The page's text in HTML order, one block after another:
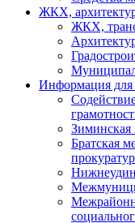
ЖКХ,
ЖКХ,
Информация для
Зиминская
Братская